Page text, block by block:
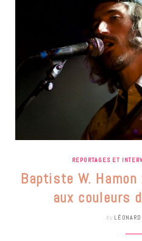
REPORTAGES ET
Baptiste W.
aux couleurs
by